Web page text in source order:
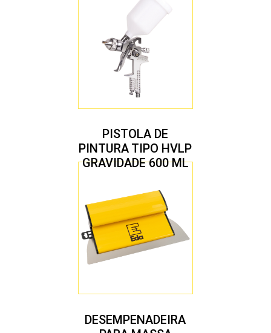
PISTOLA DE
PINTURA TIPO HVLP
GRAVIDADE 600 ML
1,7 MM
DESEMPENADEIRA